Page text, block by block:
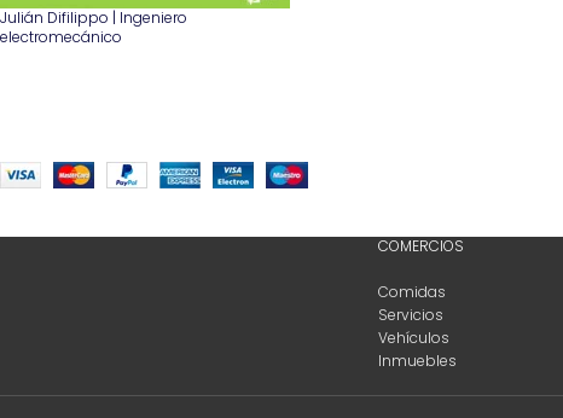
Julián Difilippo | Ingeniero
electromecánico
COMERCIOS
Comidas
Servicios
Vehículos
Inmuebles